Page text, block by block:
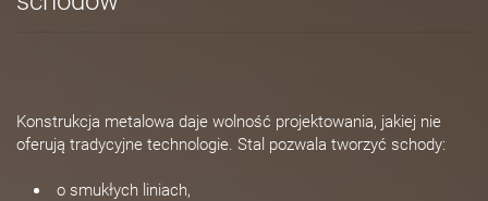
Konstrukcja metalowa daje wolność projektowania, jakiej nie
oferują tradycyjne technologie. Stal pozwala tworzyć schody:
o smukłych liniach,